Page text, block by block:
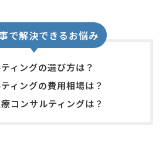
で解決できるお悩み
ィングの選び方は？
ィングの費用相場は？
コンサルティングは？